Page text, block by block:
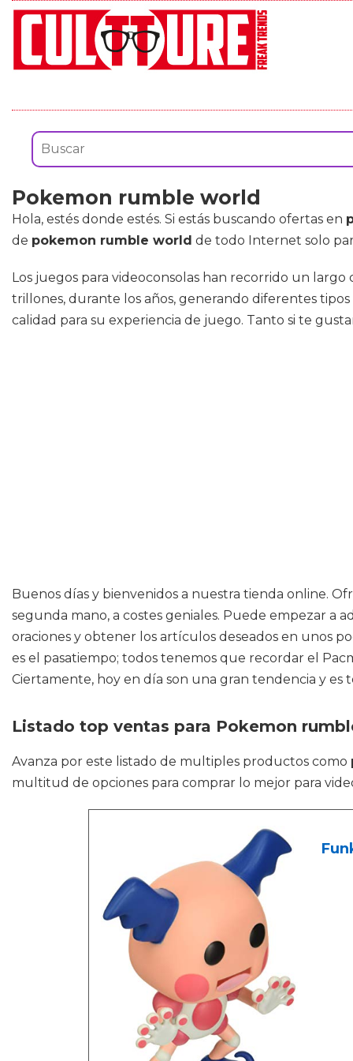
Pokemon rumble world
Hola, estés donde estés. Si estás buscando ofertas en
de pokemon rumble world de todo Internet solo
Los juegos para videoconsolas han recorrido un
trillones, durante los años, generando diferentes
calidad para su experiencia de juego. Tanto si te
Buenos días y bienvenidos a nuestra tienda online.
segunda mano, a costes geniales. Puede empezar
oraciones y obtener los artículos deseados en unos
es el pasatiempo; todos tenemos que recordar el
Ciertamente, hoy en día son una gran tendencia y
Listado top ventas para Pokemon
Avanza por este listado de multiples productos como
multitud de opciones para comprar lo mejor para